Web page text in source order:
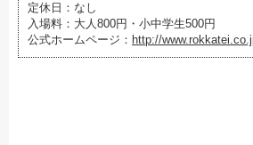
定休日：なし
入場料：大人800円・小中学生500円
公式ホームページ： http://